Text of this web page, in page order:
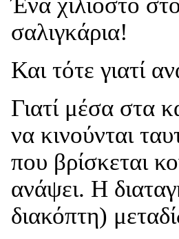
σαλιγκάρια!
Και τότε γιατί
Γιατί μέσα στα
να κινούνται
που βρίσκεται
ανάψει. Η
διακόπτη)